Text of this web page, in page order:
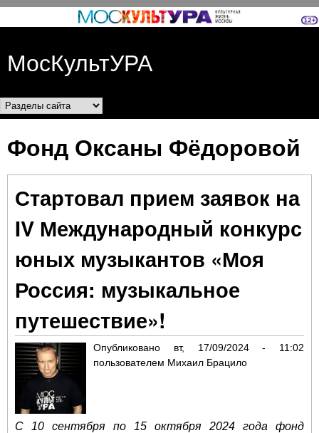
Перейти к основному
МосКультУРА
Разделы сайта
Фонд Оксаны Фёдоровой
Стартовал прием заявок на
IV Международный конкурс
юных музыкантов «Моя
Россия: музыкальное
путешествие»!
Опубликовано вт, 17/09/2024 - 11:02
пользователем Михаил Брацило
С 10 сентября по 15 октября 2024 года фонд